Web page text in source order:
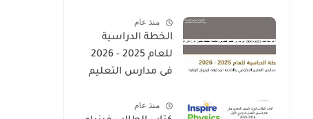
منذ عام
الخطة الدراسية
للعام 2025 - 2026
فى مدارس التعليم
المطبقة لمنهاج
منذ عام